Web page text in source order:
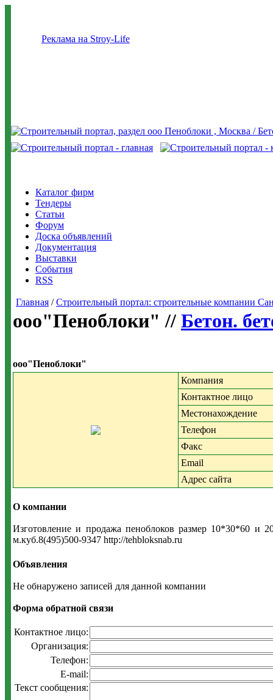
Реклама на Stroy-Life
Каталог фирм
Тендеры
Статьи
Форум
Доска объявлений
Документация
Выставки
События
RSS
Главная /Строительный портал: строительные компании
ооо"Пеноблоки" // Бетон.
ооо"Пеноблоки"
Компания
Контактное лицо
Местонахождение
Телефон
Факс
Email
Адрес сайта
О компании
Изготовление и продажа пеноблоков размер 10*30*60 и
м.куб.8(495)500-9347 http://tehbloksnab.ru
Объявления
Не обнаружено записей для данной компании
Форма обратной связи
Контактное лицо:
Организация:
Телефон:
E-mail:
Текст сообщения: